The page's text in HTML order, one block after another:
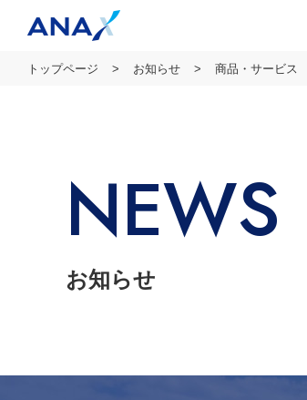
トップページ お知らせ 商品・サービス
NEWS
お知らせ